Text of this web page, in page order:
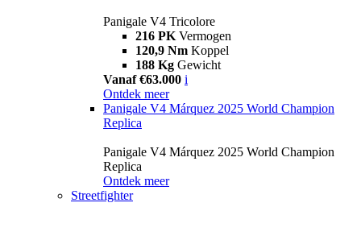
Panigale V4 Tricolore
216 PK Vermogen
120,9 Nm Koppel
188 Kg Gewicht
Vanaf €63.000 i
Ontdek meer
Panigale V4 Márquez 2025 World Champion
Replica
Panigale V4 Márquez 2025 World Champion
Replica
Ontdek meer
Streetfighter